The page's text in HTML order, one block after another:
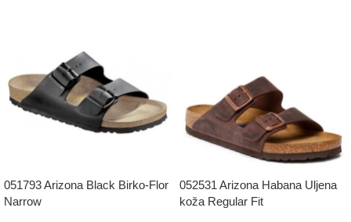
051793 Arizona Black Birko-Flor
Narrow
052531 Arizona Habana Uljena
koža Regular Fit